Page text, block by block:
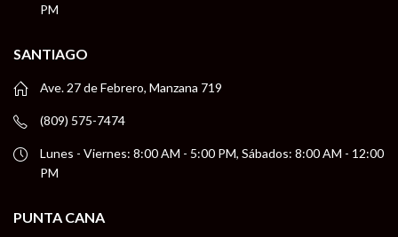
PM
SANTIAGO
Ave. 27 de Febrero, Manzana 719
(809) 575-7474
Lunes - Viernes: 8:00 AM - 5:00 PM, Sábados: 8:00 AM - 12:00
PM
PUNTA CANA